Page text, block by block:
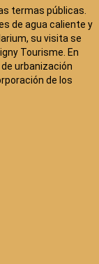
termas públicas.
de agua caliente y
su visita se
Tourisme. En
urbanización
de los